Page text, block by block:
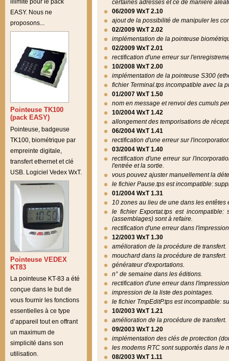
EASY. Nous ne
proposons...
Pointeuse TK100
(pack EASY)
Pointeuse, badgeuse
TK100, biométrique par
empreinte digitale,
transfert ethernet et clé
USB. Logiciel Vedex WxT.
Pointeuse VEDEX
KT83
La pointeuse KT-83 a été
conçue dans le but de
vous fournir les fonctions
essentielles à ce type
d’appareil tout en offrant
un maximum de
simplicité dans son
utilisation.
certaines adresses et ce de manière
06/2009 WxT 2.10
ajout de la possibilité de manipuler les
02/2009 WxT 2.02
implémentation de la pointeuse
02/2009 WxT 2.01
rectification d'une erreur sur
10/2008 WxT 2.00
implémentation de la pointeuse S300
fichier Terminal.tps incompatible avec la
01/2007 WxT 1.50
nom en message et renvoi des cumuls
10/2004 WxT 1.42
allongement des temporisations de
06/2004 WxT 1.41
rectification d'une erreur sur
03/2004 WxT 1.40
rectification d'une erreur sur
l'entrée et la sortie.
vous pouvez ajuster manuellement la
le fichier Pause.tps est incompatible:
01/2004 WxT 1.31
10 zones au lieu de une dans les entêtes
le fichier Exportat.tps est incompatible:
(assemblages) sont à refaire.
rectification d'une erreur dans
12/2003 WxT 1.30
amélioration de la procédure de transfert.
mouchard dans la procédure de transfert.
générateur d'exportations.
n° de semaine dans les éditions.
rectification d'une erreur dans
impression de la liste des pointages.
le fichier TmpEditP.tps est incompatible:
10/2003 WxT 1.21
amélioration de la procédure de transfert.
09/2003 WxT 1.20
implémentation des clés de protection
les modems RTC sont supportés dans le
08/2003 WxT 1.11